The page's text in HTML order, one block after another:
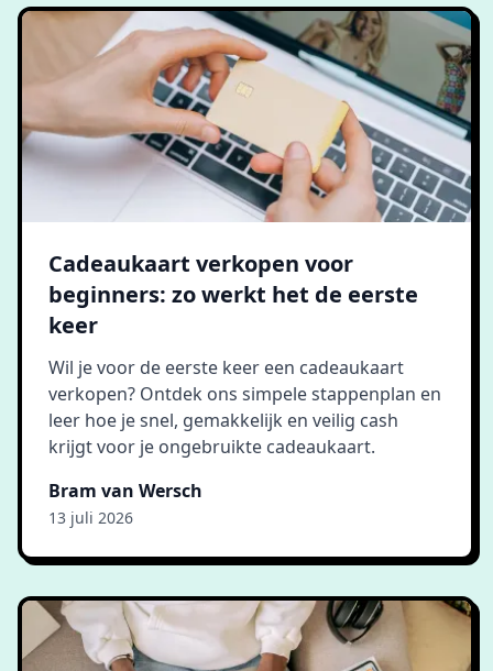
Cadeaukaart verkopen voor
beginners: zo werkt het de eerste
keer
Wil je voor de eerste keer een cadeaukaart
verkopen? Ontdek ons simpele stappenplan en
leer hoe je snel, gemakkelijk en veilig cash
krijgt voor je ongebruikte cadeaukaart.
Bram van Wersch
13 juli 2026